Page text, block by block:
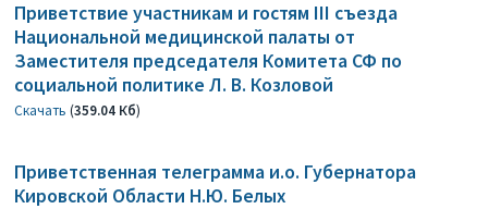
Приветствие участникам и гостям III съезда
Национальной медицинской палаты от
Заместителя председателя Комитета СФ по
социальной политике Л. В. Козловой
Скачать (359.04 Кб)
Приветственная телеграмма и.о. Губернатора
Кировской Области Н.Ю. Белых